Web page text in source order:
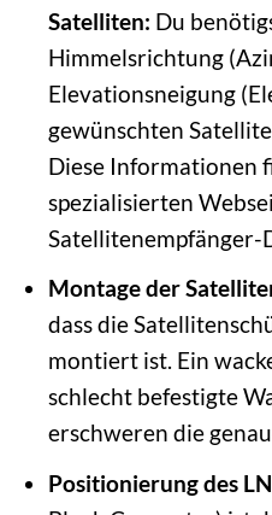
Satelliten: Du
Himmelsrichtung
Elevationsneigung
gewünschten
Diese Informationen
spezialisierten
Satellitenempfänger-
Montage der
dass die
montiert ist. Ein
schlecht befestigte
erschweren die
Positionierung des